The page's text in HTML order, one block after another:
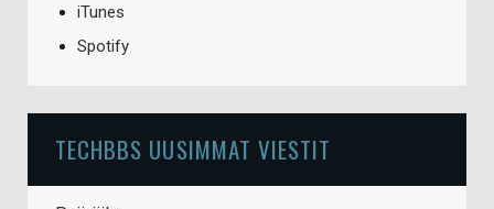
iTunes
Spotify
TECHBBS UUSIMMAT VIESTIT